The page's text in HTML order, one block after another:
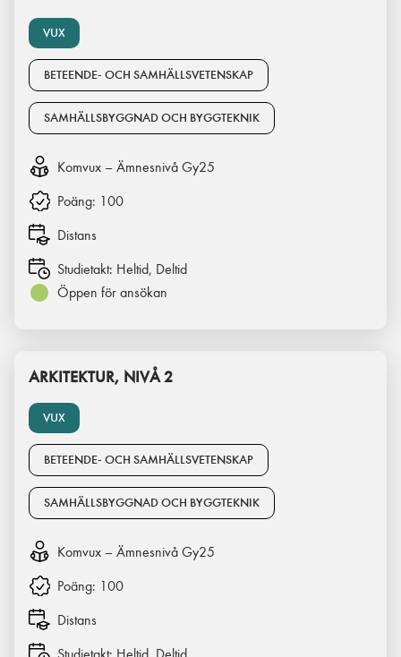
VUX
BETEENDE- OCH SAMHÄLLSVETENSKAP
SAMHÄLLSBYGGNAD OCH BYGGTEKNIK
Komvux – Ämnesnivå Gy25
Poäng: 100
Distans
Studietakt: Heltid, Deltid
Öppen för ansökan
VUX
ARKITEKTUR, NIVÅ 2
BETEENDE- OCH SAMHÄLLSVETENSKAP
SAMHÄLLSBYGGNAD OCH BYGGTEKNIK
Komvux – Ämnesnivå Gy25
Poäng: 100
Distans